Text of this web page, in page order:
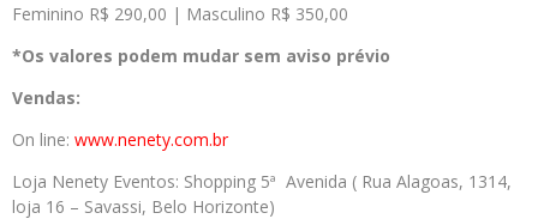
Feminino R$ 290,00 | Masculino R$ 350,00
*Os valores podem mudar sem aviso prévio
Vendas:
On line: www.nenety.com.br
Loja Nenety Eventos: Shopping 5ª Avenida ( Rua Alagoas, 1314,
loja 16 – Savassi, Belo Horizonte)